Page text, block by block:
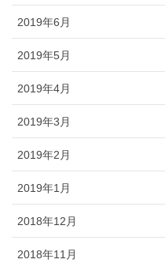
2019年6月
2019年5月
2019年4月
2019年3月
2019年2月
2019年1月
2018年12月
2018年11月